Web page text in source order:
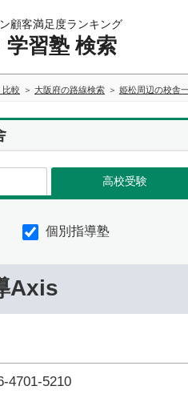
顧客満足度ランキング
学習塾 検索
比較 大阪府の路線検索 姫松周辺の校舎
高校受験
個別指導塾
Axis
4701-5210